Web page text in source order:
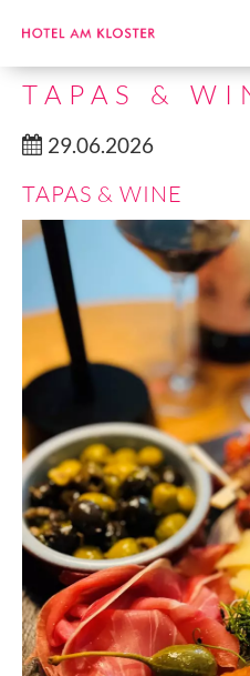
TAPAS &
29.06.2026
TAPAS & WINE